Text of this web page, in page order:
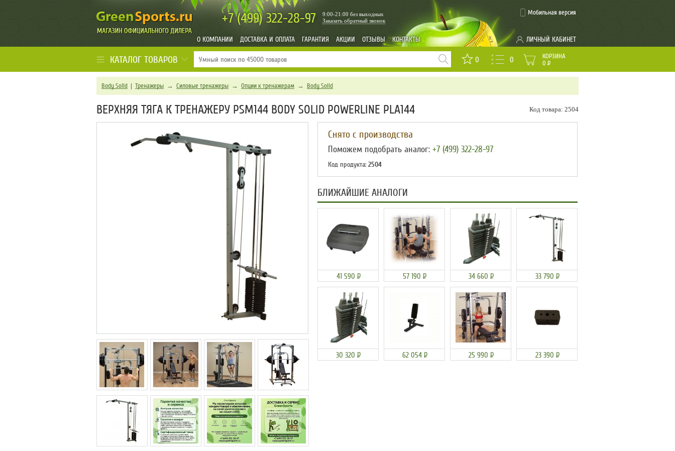
+7 (499)322-28-97 Заказать обратный звонок
9:00-21:00 без выходных
О КОМПАНИИ ДОСТАВКА И ОПЛАТА ГАРАНТИЯ АКЦИИ ОТЗЫВЫ КОНТАКТЫ
Мобильная версия
ЛИЧНЫЙ КАБИНЕТ
КАТАЛОГ ТОВАРОВ 0 0
КОРЗИНА
0 Р
Body Solid | Тренажеры → Силовые тренажеры → Опции к тренажерам → Body Solid
Код товара: 2504
ВЕРХНЯЯ ТЯГА К ТРЕНАЖЕРУ PSM144 BODY SOLID POWERLINE PLA144
Снято с производства
Поможем подобрать аналог: +7 (499) 322-28-97
Код продукта: 2504
БЛИЖАЙШИЕ АНАЛОГИ
41 590 Р 57 190 Р 34 660 Р 33 790 Р
30 320 Р 62 054 Р 25 990 Р 23 390 Р